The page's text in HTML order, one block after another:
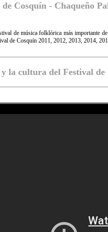
Cosquín - Chaqueño
de música folklórica más importante
de Cosquín 2011, 2012, 2013, 2014,
la cultura del Festival